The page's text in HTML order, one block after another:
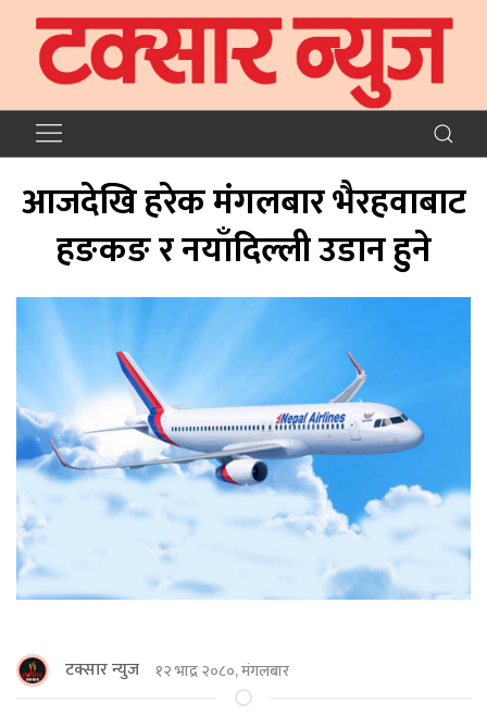
आजदेखि हरेक मंगलबार भैरहवाबाट
हङकङ र नयाँदिल्ली उडान हुने
टक्सार न्युज १२ भाद्र २०८०, मंगलबार